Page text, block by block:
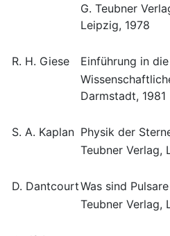
G. Teubner
Leipzig, 1978
R. H. Giese
Einführung in
Darmstadt, 1981
S. A. Kaplan Physik der
Teubner Verlag,
D. DantcourtWas sind Pulsare
Teubner Verlag,